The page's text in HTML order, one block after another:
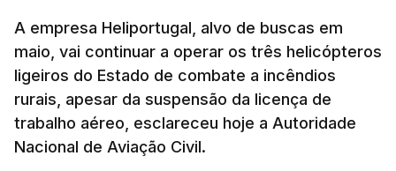
A empresa Heliportugal, alvo de buscas em
maio, vai continuar a operar os três helicópteros
ligeiros do Estado de combate a incêndios
rurais, apesar da suspensão da licença de
trabalho aéreo, esclareceu hoje a Autoridade
Nacional de Aviação Civil.